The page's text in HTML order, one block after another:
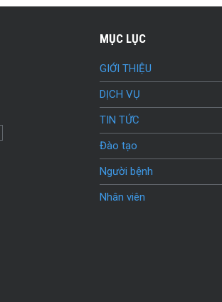
MỤC LỤC
GIỚI THIỆU
DỊCH VỤ
TIN TỨC
Đào tạo
Người bệnh
Nhân viên